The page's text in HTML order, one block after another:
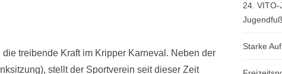
treibende Kraft im Kripper Karneval. Neben der
stellt der Sportverein seit dieser Zeit
24.
Starke